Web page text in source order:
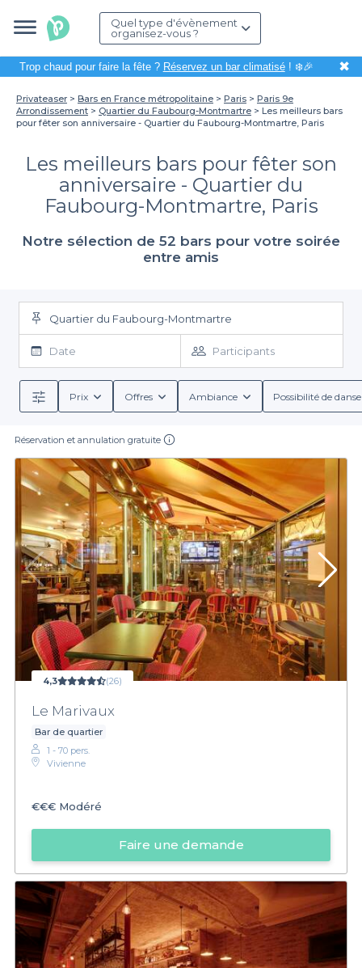
Quel type d'évènement
organisez-vous ?
Trop chaud pour faire la fête ? Réservez un bar climatisé! ❄️🎉 ✖
Privateaser Bars en France métropolitaine Paris
Paris 9e
Arrondissement
Quartier du Faubourg-Montmartre
Les meilleurs bars
pour fêter son anniversaire - Quartier du Faubourg-Montmartre, Paris
Les meilleurs bars pour fêter son
anniversaire - Quartier du
Faubourg-Montmartre, Paris
Notre sélection de 52 bars pour votre soirée
entre amis
Quartier du Faubourg-Montmartre
Date Participants
Prix Offres Ambiance Possibilité de
Réservation et annulation gratuite
4,3 (26)
Le Marivaux
Bar de quartier
1 - 70 pers.
Vivienne
€€€ Modéré
Faire une demande